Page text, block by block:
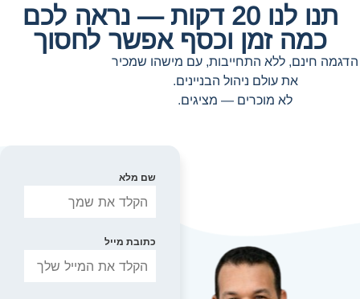
תנו לנו 20 דקות — נראה לכם
כמה זמן וכסף אפשר לחסוך
הדגמה חינם, ללא התחייבות, עם מישהו שמכיר
את עולם ניהול הבניינים.
לא מוכרים — מציגים.
שם מלא
כתובת מייל